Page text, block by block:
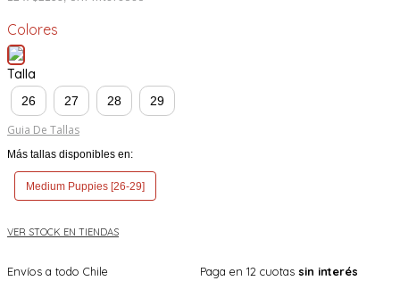
Colores
Talla
26 27 28 29
Guia De Tallas
Más tallas disponibles en:
Medium Puppies [26-29]
VER STOCK EN TIENDAS
Envíos a todo Chile Paga en 12 cuotas sin interés